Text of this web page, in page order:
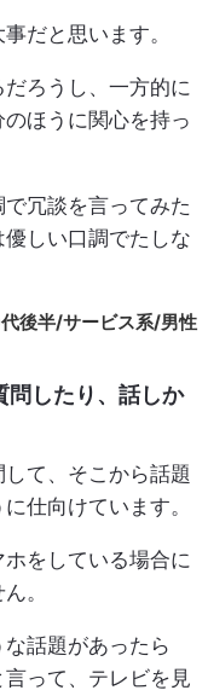
だと思います。
ろうし、一方的に
ほうに関心を持っ
冗談を言ってみた
しい口調でたしな
後半/サービス系/男性
問したり、話しか
して、そこから話題
仕向けています。
をしている場合に
。
話題があったら
言って、テレビを見